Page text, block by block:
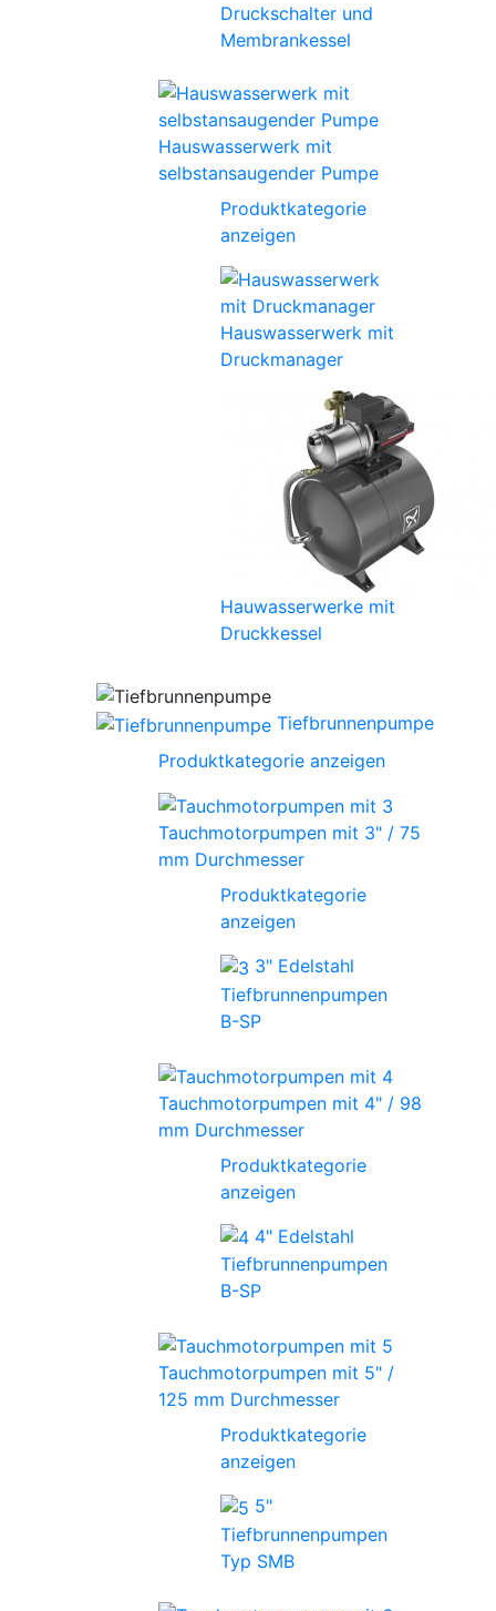
Druckschalter und
Membrankessel
Hauswasserwerk mit
selbstansaugender Pumpe
Produktkategorie
anzeigen
Hauswasserwerk mit
Druckmanager
Hauwasserwerke mit
Druckkessel
Tiefbrunnenpumpe
Produktkategorie anzeigen
Tauchmotorpumpen mit 3" / 75
mm Durchmesser
Produktkategorie
anzeigen
3" Edelstahl
Tiefbrunnenpumpen
B-SP
Tauchmotorpumpen mit 4" / 98
mm Durchmesser
Produktkategorie
anzeigen
4" Edelstahl
Tiefbrunnenpumpen
B-SP
Tauchmotorpumpen mit 5" /
125 mm Durchmesser
Produktkategorie
anzeigen
5"
Tiefbrunnenpumpen
Typ SMB